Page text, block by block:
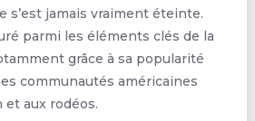
s’est jamais vraiment éteinte.
parmi les éléments clés de la
grâce à sa popularité
communautés américaines
et aux rodéos.